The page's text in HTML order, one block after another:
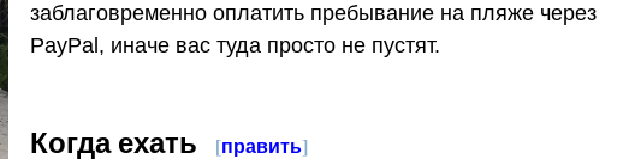
заблаговременно оплатить пребывание на пляже через
PayPal, иначе вас туда просто не пустят.
Когда ехать [править]